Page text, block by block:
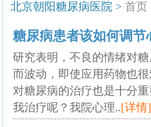
北京朝阳糖尿病医院 > 首页
糖尿病患者该如何调节
研究表明，不良的情绪对
而波动，即使应用药物也
对糖尿病的治疗也是十分
我治疗呢？我院心理..[详情]